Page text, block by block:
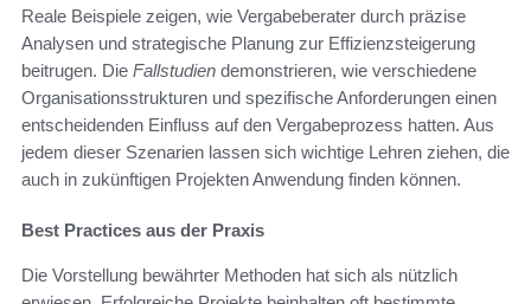
Reale Beispiele zeigen, wie Vergabeberater durch präzise
Analysen und strategische Planung zur Effizienzsteigerung
beitrugen. Die Fallstudien demonstrieren, wie verschiedene
Organisationsstrukturen und spezifische Anforderungen einen
entscheidenden Einfluss auf den Vergabeprozess hatten. Aus
jedem dieser Szenarien lassen sich wichtige Lehren ziehen, die
auch in zukünftigen Projekten Anwendung finden können.
Best Practices aus der Praxis
Die Vorstellung bewährter Methoden hat sich als nützlich